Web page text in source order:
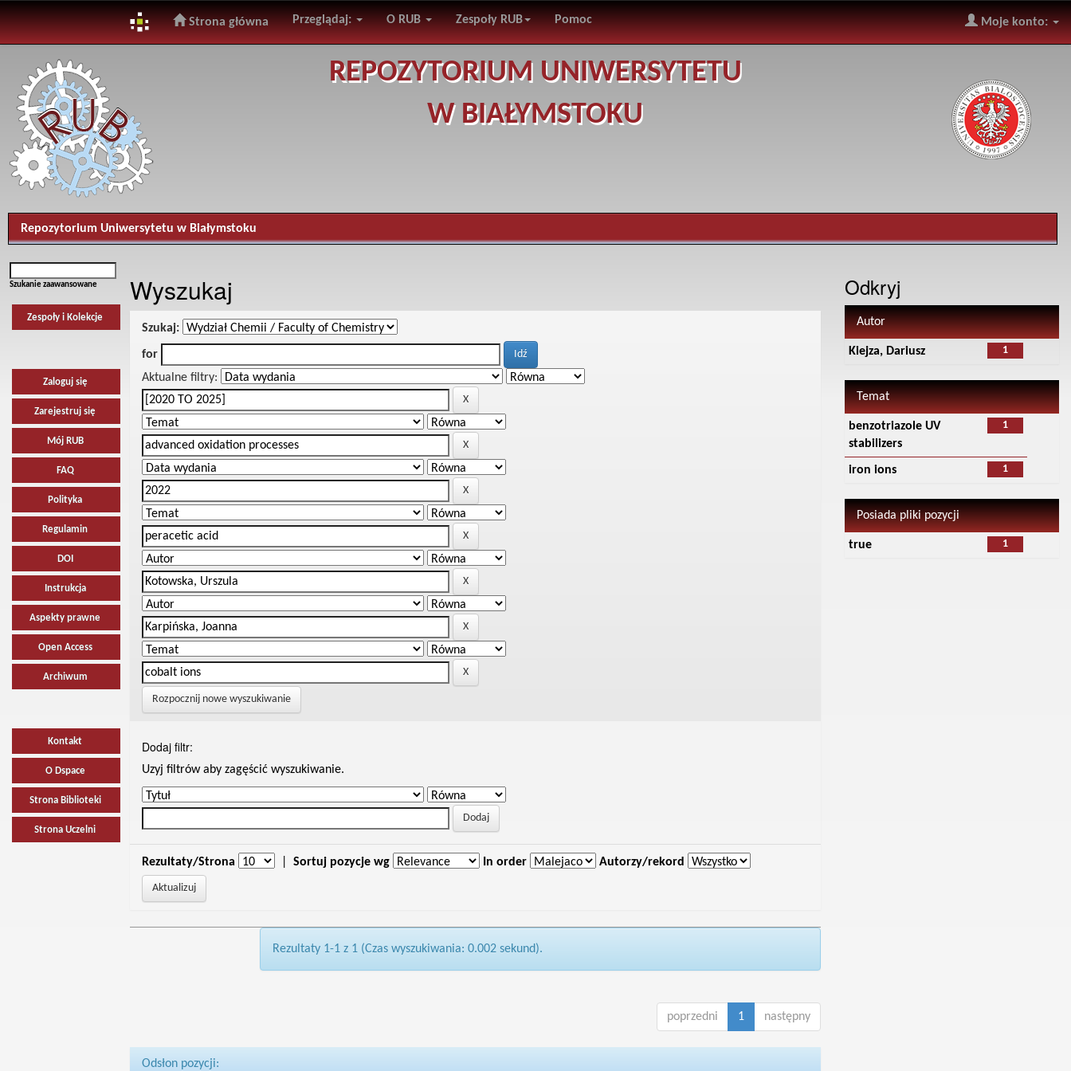
navigation
Strona główna Przeglądaj: O RUB Zespoły RUB Pomoc Moje konto:
REPOZYTORIUM UNIWERSYTETU
W BIAŁYMSTOKU
Repozytorium Uniwersytetu w Białymstoku
Szukanie zaawansowane
Zespoły i Kolekcje
Zaloguj się
Zarejestruj się
Mój RUB
FAQ
Polityka
Regulamin
DOI
Instrukcja
Aspekty prawne
Open Access
Archiwum
Kontakt
O Dspace
Strona Biblioteki
Strona Uczelni
Wyszukaj
Szukaj:
for
Aktualne filtry:
Rozpocznij nowe wyszukiwanie
Dodaj filtr:
Uzyj filtrów aby zagęścić wyszukiwanie.
Rezultaty/Strona Sortuj pozycje wg In order Autorzy/rekord
Rezultaty 1-1 z 1 (Czas wyszukiwania: 0.002 sekund).
poprzedni 1 następny
Odsłon pozycji:
Odkryj
Autor
1
Kiejza, Dariusz
Temat
1
benzotriazole UV
stabilizers
1
iron ions
Posiada pliki pozycji
1
true